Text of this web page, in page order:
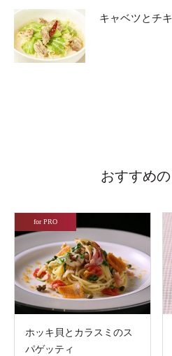
キャベツとチ
おすすめ
for PRO
ホッキ貝とカラスミのス
パゲッティ